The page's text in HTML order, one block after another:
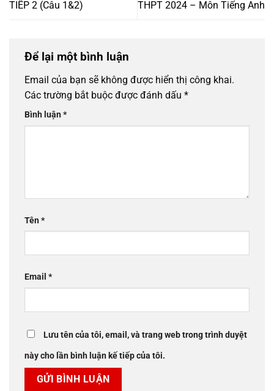
TIẾP 2 (Câu 1&2)
THPT 2024 – Môn Tiếng Anh
Để lại một bình luận
Email của bạn sẽ không được hiển thị công khai.
Các trường bắt buộc được đánh dấu *
Bình luận*
Tên*
Email *
Lưu tên của tôi, email, và trang web trong trình duyệt
này cho lần bình luận kế tiếp của tôi.